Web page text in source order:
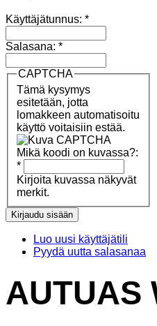
Käyttäjätunnus: *
Salasana: *
CAPTCHA
Tämä kysymys
esitetään, jotta
lomakkeen automatisoitu
käyttö voitaisiin estää.
Mikä koodi on kuvassa?:
*
Kirjoita kuvassa näkyvät
merkit.
Luo uusi käyttäjätili
Pyydä uutta salasanaa
AUTUAS